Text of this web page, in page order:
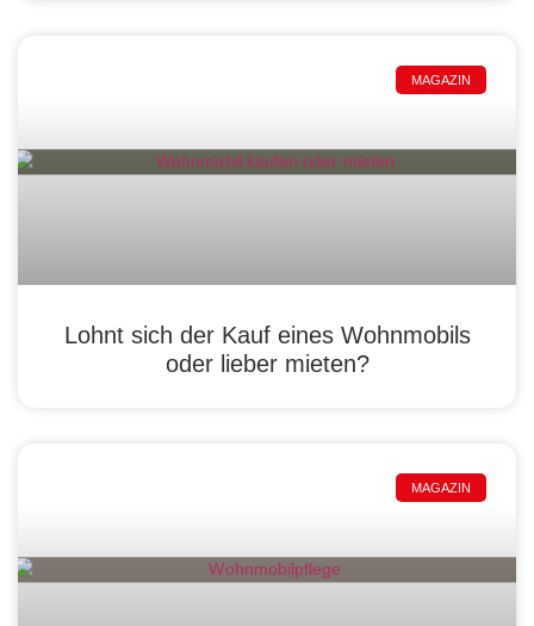
MAGAZIN
Lohnt sich der Kauf eines Wohnmobils
oder lieber mieten?
MAGAZIN